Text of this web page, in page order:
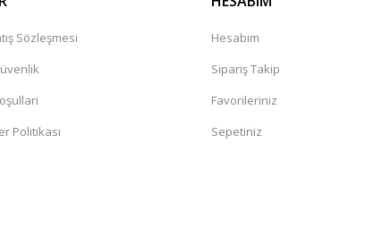
Sözleşmesi
Politikası
Hesabım
Sipariş Takip
Favorileriniz
Sepetiniz